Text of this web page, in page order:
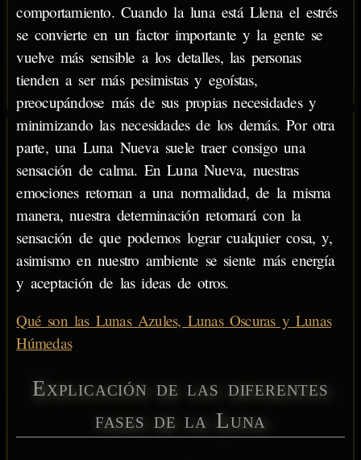
comportamiento. Cuando la luna está Llena el estrés
se convierte en un factor importante y la gente se
vuelve más sensible a los detalles, las personas
tienden a ser más pesimistas y egoístas,
preocupándose más de sus propias necesidades y
minimizando las necesidades de los demás. Por otra
parte, una Luna Nueva suele traer consigo una
sensación de calma. En Luna Nueva, nuestras
emociones retornan a una normalidad, de la misma
manera, nuestra determinación retornará con la
sensación de que podemos lograr cualquier cosa, y,
asimismo en nuestro ambiente se siente más energía
y aceptación de las ideas de otros.
Qué son las Lunas Azules, Lunas Oscuras y Lunas
Húmedas
Explicación de las diferentes
fases de la Luna